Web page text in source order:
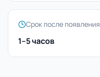
Срок после появления
1–5 часов